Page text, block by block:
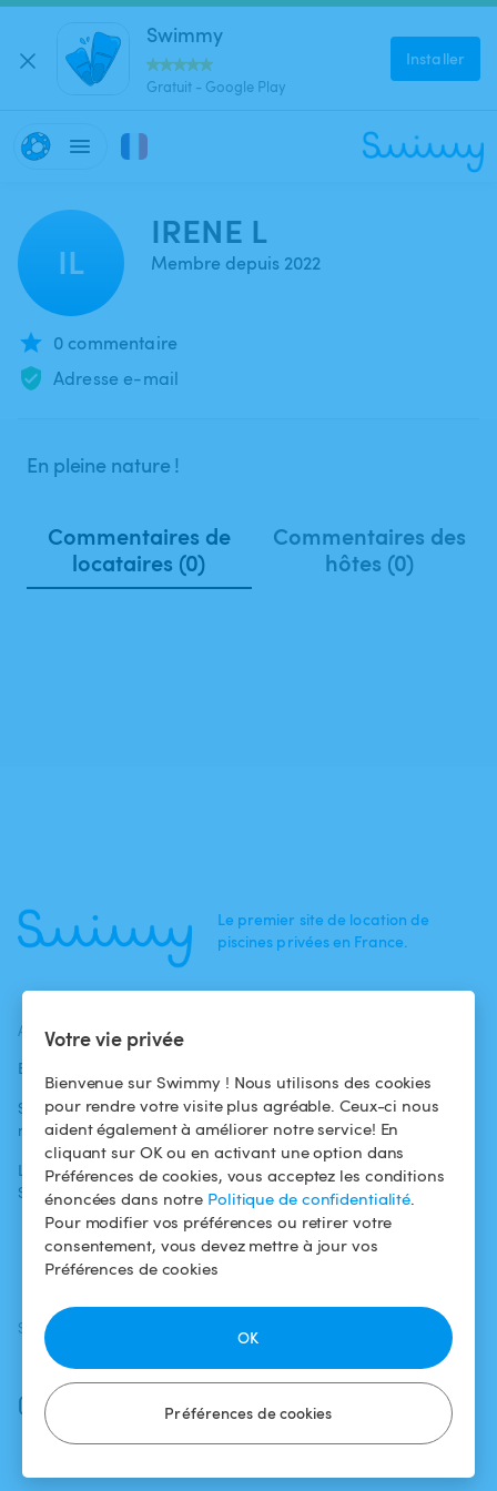
Votre vie privée
Bienvenue sur Swimmy ! Nous utilisons des cookies
pour rendre votre visite plus agréable. Ceux-ci nous
aident également à améliorer notre service! En
cliquant sur OK ou en activant une option dans
Préférences de cookies, vous acceptez les conditions
énoncées dans notre Politique de confidentialité.
Pour modifier vos préférences ou retirer votre
consentement, vous devez mettre à jour vos
Préférences de cookies
Préférences de cookies
OK
Swimmy
Gratuit - Google Play
Installer
IL
IRENE L
Membre depuis 2022
0 commentaire
Adresse e-mail
En pleine nature !
Commentaires de
locataires (0)
Commentaires des
hôtes (0)
Le premier site de location de
piscines privées en France.
ACTUALITÉS
Blog
Swimmy dans les
médias
L'aventure
Swimmy
baigneurs
Pour les
propriétaires
Louer ma piscine
Comment ça
marche ?
Conditions
d'utilisation
Politique de
confidentialité
Mentions légales
SUIVEZ-NOUS
Facebook
Instagram